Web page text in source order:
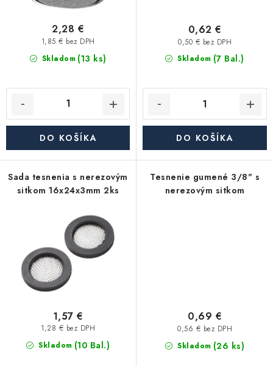
Záhrada a závlaha
Kúpeľňa a sanita
Spojovací materiál
Reklamačné podmienky
Podmienky ochrany osobných údajov
Obchodné podmienky požičovne náradia
Skladom (13 ks)
1,85 € bez DPH
2,28 €
DO KOŠÍKA
Skladom (7 Bal.)
0,50 € bez DPH
0,62 €
DO KOŠÍKA
Sada tesnenia s nerezovým
sitkom 16x24x3mm 2ks
Skladom (10 Bal.)
1,28 € bez DPH
1,57 €
Tesnenie gumené 3/8" s
nerezovým sitkom
Skladom (26 ks)
0,56 € bez DPH
0,69 €